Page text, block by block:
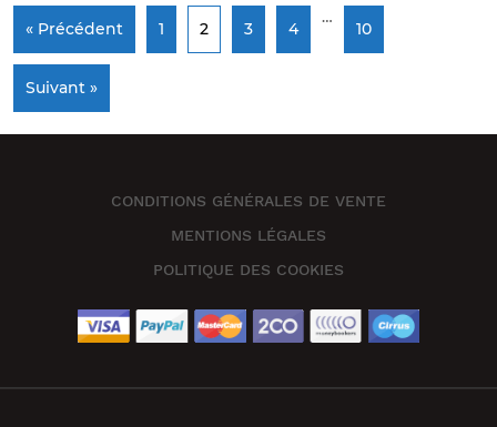
« Précédent 1 2 3 4
…
10
Suivant »
CONDITIONS GÉNÉRALES DE VENTE
MENTIONS LÉGALES
POLITIQUE DES COOKIES